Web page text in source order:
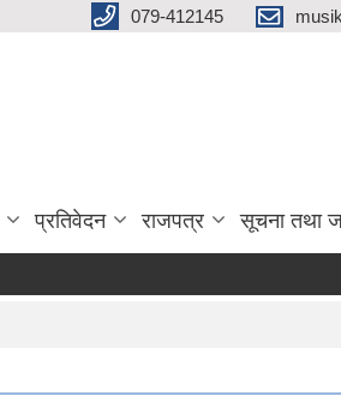
079-412145
प्रतिवेदन राजपत्र सूचना तथा